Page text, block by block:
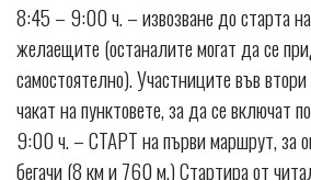
8:45 – 9:00 ч. – извозване до старта
желаещите (останалите могат да се
самостоятелно). Участниците във
чакат на пунктовете, за да се включат
9:00 ч. – СТАРТ на първи маршрут, за
бегачи (8 км и 760 м.) Стартира от